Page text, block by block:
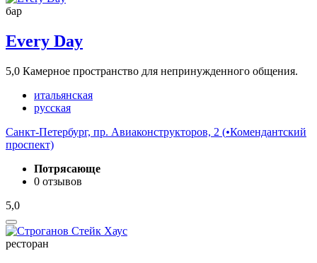
бар
Every Day
5,0 Камерное пространство для непринужденного общения.
итальянская
русская
Санкт-Петербург, пр. Авиаконструкторов, 2 (•Комендантский
проспект)
Потрясающе
0 отзывов
5,0
ресторан